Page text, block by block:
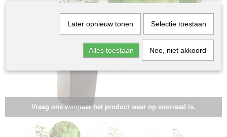
Vraag ons wanneer het product weer op voorraad is.
Later opnieuw tonen Selectie toestaan
Alles toestaan Nee, niet akkoord